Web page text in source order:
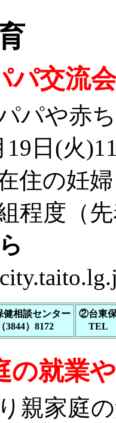
パ交流
パや赤
(火)11
住の妊
程度（
相談センター
）8172
②台東
TEL
の就業
家庭の